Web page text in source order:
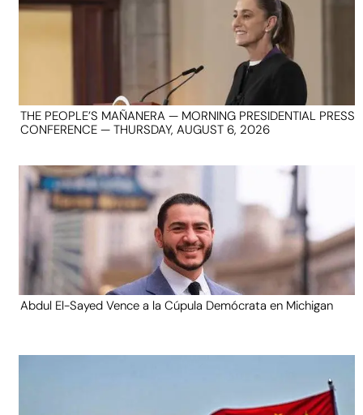
THE PEOPLE’S MAÑANERA — MORNING PRESIDENTIAL PRESS
CONFERENCE — THURSDAY, AUGUST 6, 2026
Abdul El-Sayed Vence a la Cúpula Demócrata en Michigan